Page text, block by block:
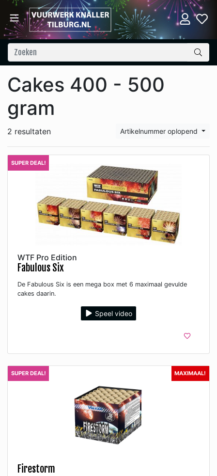
Cakes 400 - 500
gram
2 resultaten Artikelnummer oplopend
SUPER DEAL!
WTF Pro Edition
Fabulous Six
De Fabulous Six is een mega box met 6 maximaal gevulde
cakes daarin.
Speel video
SUPER DEAL! MAXIMAAL!
Firestorm